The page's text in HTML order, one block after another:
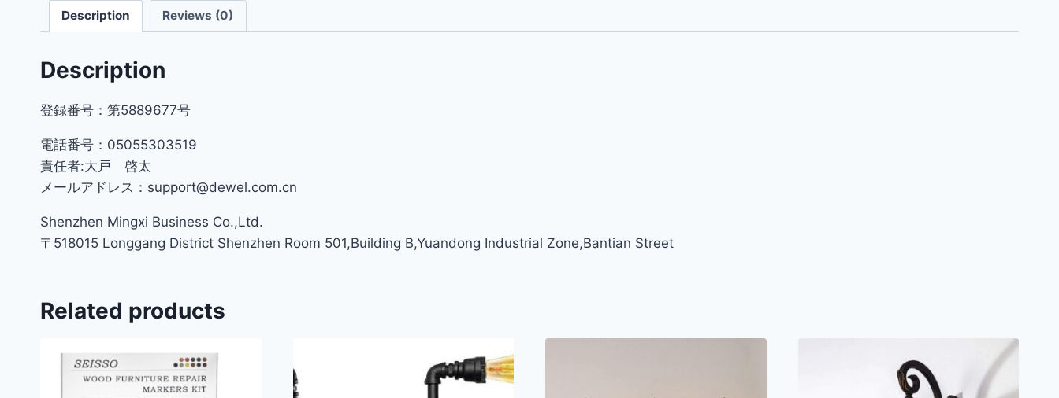
Description Reviews (0)
Description
登録番号：第5889677号
電話番号：05055303519
責任者:大戸 啓太
メールアドレス：support@dewel.com.cn
Shenzhen Mingxi Business Co.,Ltd.
〒518015 Longgang District Shenzhen Room 501,Building B,Yuandong Industrial Zone,Bantian Street
Related products